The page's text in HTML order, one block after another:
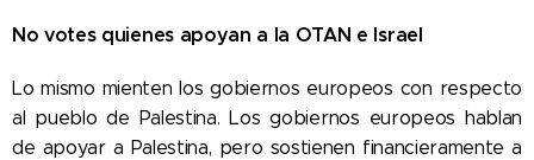
No votes quienes apoyan a la OTAN e Israel
Lo mismo mienten los gobiernos europeos con respecto
al pueblo de Palestina. Los gobiernos europeos hablan
de apoyar a Palestina, pero sostienen financieramente a